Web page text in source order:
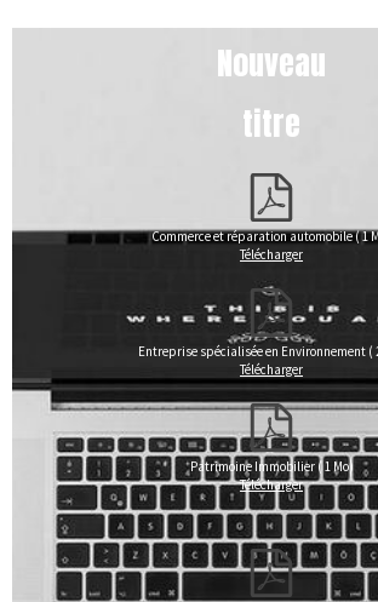
Nouveau
titre
Commerce et réparation automobile ( 1
Télécharger
Entreprise spécialisée en Environnement (
Télécharger
Patrimoine Immobilier ( 1 Mo)
Télécharger